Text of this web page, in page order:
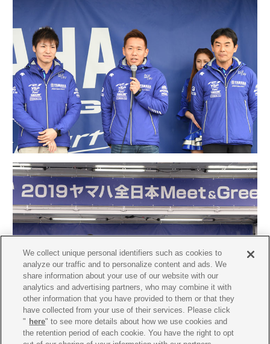
※写真はイメージです。
We collect unique personal identifiers such as cookies to
analyze our traffic and to personalize content and ads. We
share information about your use of our website with our
analytics and advertising partners, who may combine it with
other information that you have provided to them or that they
have collected from your use of their services. Please click
" here" to see more details about how we use cookies and
the retention period of each cookie. You have the right to opt